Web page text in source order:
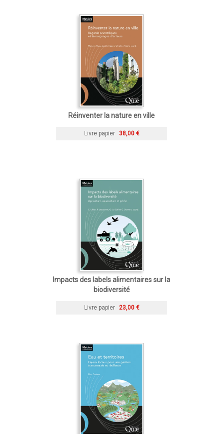
Réinventer la nature en ville
Livre papier 38,00 €
Impacts des labels alimentaires sur la
biodiversité
Livre papier 23,00 €